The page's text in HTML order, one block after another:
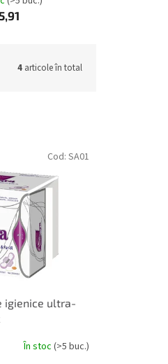
4 articole în total
igienice ultra-
În stoc (>5 buc.)
Cod: SA01